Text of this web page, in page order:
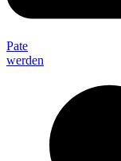
Pate
werden